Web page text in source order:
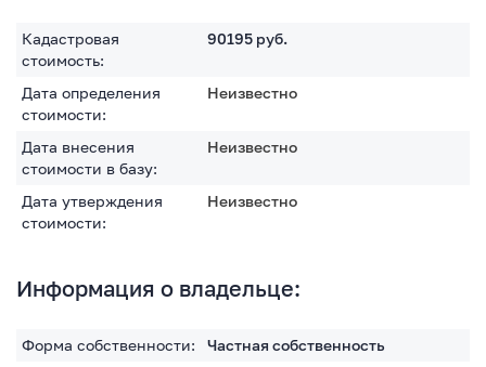
Кадастровая
стоимость:
90195 руб.
Дата определения
стоимости:
Неизвестно
Дата внесения
стоимости в базу:
Неизвестно
Дата утверждения
стоимости:
Неизвестно
Информация о владельце:
Форма собственности:
Частная собственность